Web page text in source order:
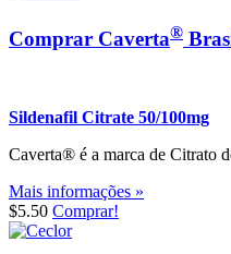
Comprar Caverta®
Sildenafil Citrate 50/100mg
Caverta® é a marca de Citrato
Mais informações »
$5.50 Comprar!